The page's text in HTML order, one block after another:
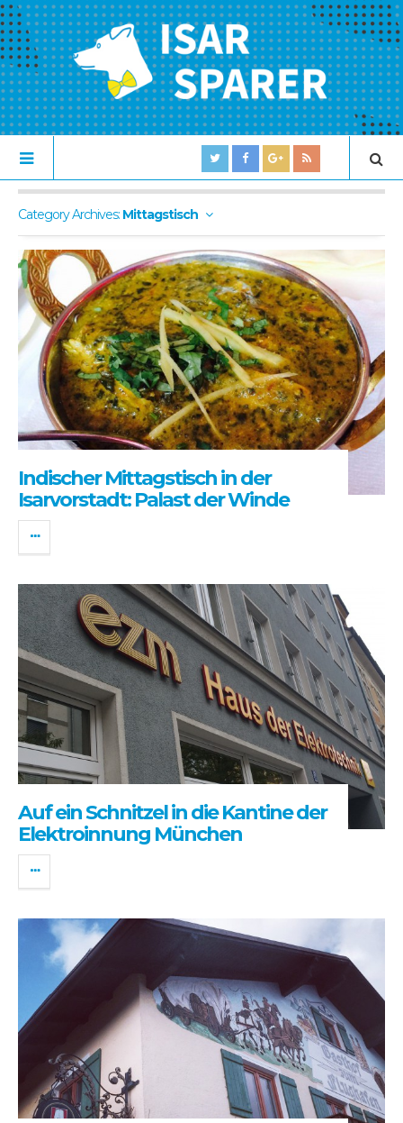
Category Archives: Mittagstisch
Indischer Mittagstisch in der
Isarvorstadt: Palast der Winde
Auf ein Schnitzel in die Kantine der
Elektroinnung München